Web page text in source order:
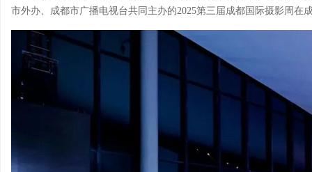
市外办、成都市广播电视台共同主办的2025第三届成都国际摄影周在